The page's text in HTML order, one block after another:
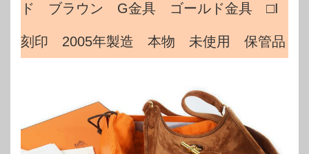
ド ブラウン G金具 ゴールド金具 □I
刻印 2005年製造 本物 未使用 保管品